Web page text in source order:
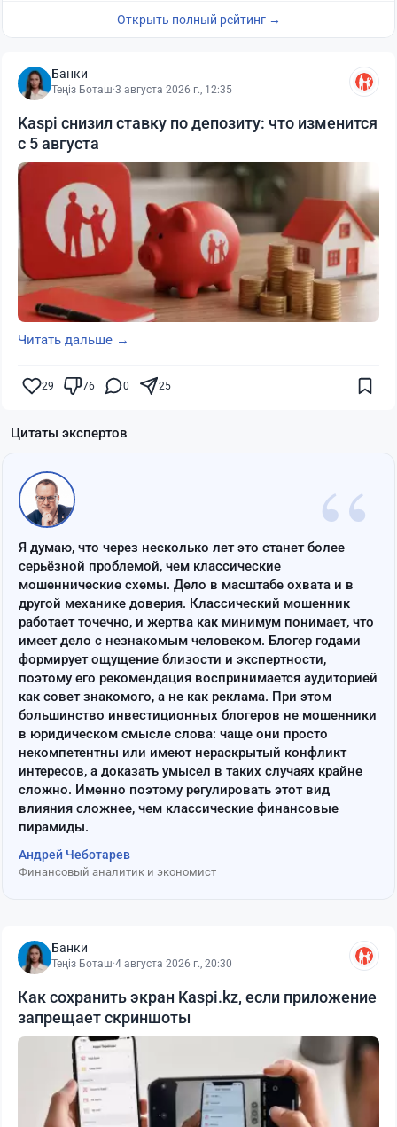
Открыть полный рейтинг →
Банки
Теңіз Боташ·3 августа 2026 г., 12:35
Kaspi снизил ставку по депозиту: что изменится
с 5 августа
Читать дальше →
29 76 0 25
Цитаты экспертов
“
Я думаю, что через несколько лет это станет более
серьёзной проблемой, чем классические
мошеннические схемы. Дело в масштабе охвата и в
другой механике доверия. Классический мошенник
работает точечно, и жертва как минимум понимает, что
имеет дело с незнакомым человеком. Блогер годами
формирует ощущение близости и экспертности,
поэтому его рекомендация воспринимается аудиторией
как совет знакомого, а не как реклама. При этом
большинство инвестиционных блогеров не мошенники
в юридическом смысле слова: чаще они просто
некомпетентны или имеют нераскрытый конфликт
интересов, а доказать умысел в таких случаях крайне
сложно. Именно поэтому регулировать этот вид
влияния сложнее, чем классические финансовые
пирамиды.
Андрей Чеботарев
Финансовый аналитик и экономист
Банки
Теңіз Боташ·4 августа 2026 г., 20:30
Как сохранить экран Kaspi.kz, если приложение
запрещает скриншоты